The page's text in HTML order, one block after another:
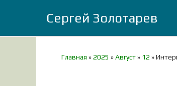
Сергей Золотарев
Главная »2025 »Август» 12 »